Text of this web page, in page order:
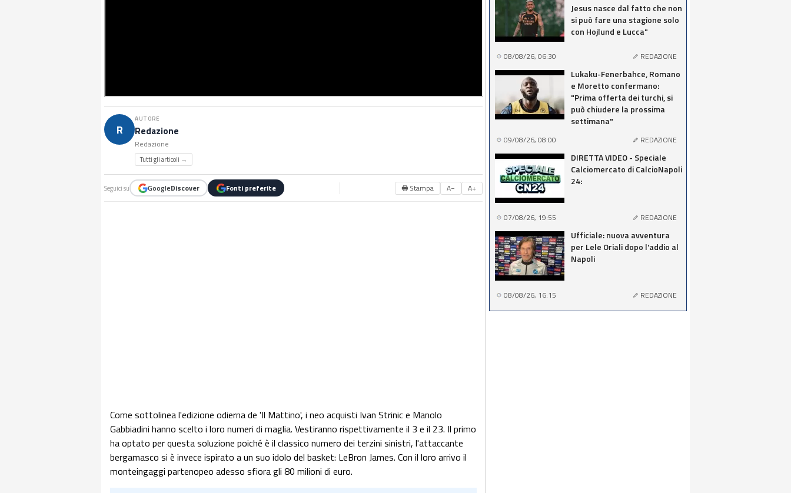
R
AUTORE
Redazione
Redazione
Tutti gli articoli →
Seguici su GoogleDiscover Fonti preferite 🖶 Stampa A− A+
Come sottolinea l'edizione odierna de 'Il Mattino', i neo acquisti Ivan Strinic e Manolo
Gabbiadini hanno scelto i loro numeri di maglia. Vestiranno rispettivamente il 3 e il 23. Il primo
ha optato per questa soluzione poiché è il classico numero dei terzini sinistri, l'attaccante
bergamasco si è invece ispirato a un suo idolo del basket: LeBron James. Con il loro arrivo il
monteingaggi partenopeo adesso sfiora gli 80 milioni di euro.
Jesus nasce dal fatto che non
si può fare una stagione solo
con Hojlund e Lucca"
08/08/26, 06:30 REDAZIONE
Lukaku-Fenerbahce, Romano
e Moretto confermano:
"Prima offerta dei turchi, si
può chiudere la prossima
settimana"
09/08/26, 08:00 REDAZIONE
DIRETTA VIDEO - Speciale
Calciomercato di CalcioNapoli
24:
07/08/26, 19:55 REDAZIONE
Ufficiale: nuova avventura
per Lele Oriali dopo l'addio al
Napoli
08/08/26, 16:15 REDAZIONE